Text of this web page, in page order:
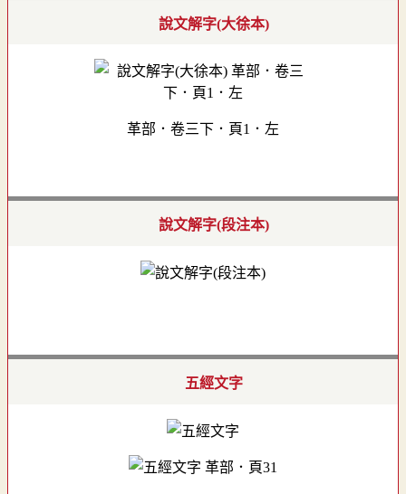
說文解字(大徐本)
革部．卷三下．頁1．左
說文解字(段注本)
五經文字